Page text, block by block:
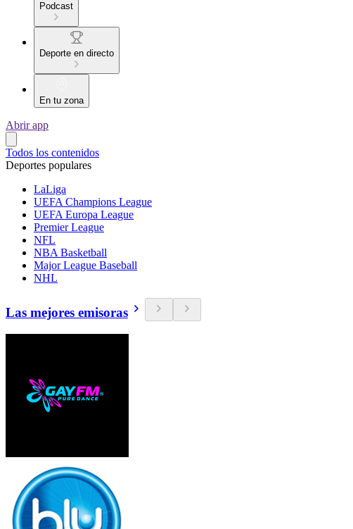
Podcast
Deporte en directo
En tu zona
Abrir app
Todos los contenidos
Deportes populares
LaLiga
UEFA Champions League
UEFA Europa League
Premier League
NFL
NBA Basketball
Major League Baseball
NHL
Las mejores emisoras